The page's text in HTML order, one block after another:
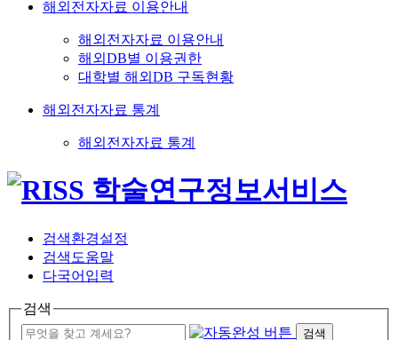
해외전자자료 이용안내
해외전자자료 이용안내
해외DB별 이용권한
대학별 해외DB 구독현황
해외전자자료 통계
해외전자자료 통계
검색환경설정
검색도움말
다국어입력
검색
검색